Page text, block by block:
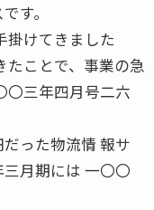
す。
掛けてきました
たことで、事業の急
〇三年四月号二六
った物流情 報サ
月期には 一〇〇